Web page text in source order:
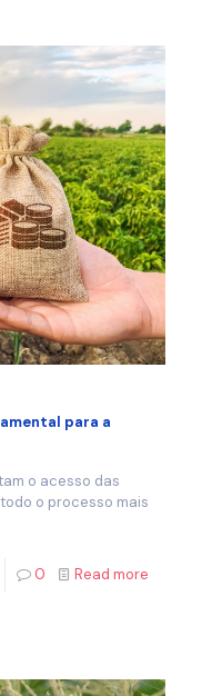
para a
o acesso das
o processo mais
0 Read more